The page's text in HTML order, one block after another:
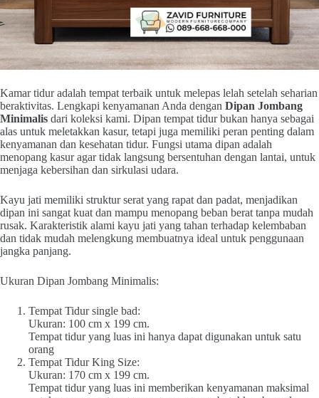
Kamar tidur adalah tempat terbaik untuk melepas lelah setelah seharian
beraktivitas. Lengkapi kenyamanan Anda dengan Dipan Jombang
Minimalis dari koleksi kami. Dipan tempat tidur bukan hanya sebagai
alas untuk meletakkan kasur, tetapi juga memiliki peran penting dalam
kenyamanan dan kesehatan tidur. Fungsi utama dipan adalah
menopang kasur agar tidak langsung bersentuhan dengan lantai, untuk
menjaga kebersihan dan sirkulasi udara.
Kayu jati memiliki struktur serat yang rapat dan padat, menjadikan
dipan ini sangat kuat dan mampu menopang beban berat tanpa mudah
rusak. Karakteristik alami kayu jati yang tahan terhadap kelembaban
dan tidak mudah melengkung membuatnya ideal untuk penggunaan
jangka panjang.
Ukuran Dipan Jombang Minimalis:
Tempat Tidur single bad:
Ukuran: 100 cm x 199 cm.
Tempat tidur yang luas ini hanya dapat digunakan untuk satu
orang
Tempat Tidur King Size:
Ukuran: 170 cm x 199 cm.
Tempat tidur yang luas ini memberikan kenyamanan maksimal